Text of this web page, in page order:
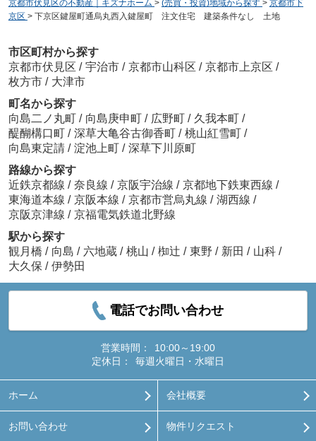
京都市伏見区の不動産｜キズナホーム > (売買・投資)地域から探す > 京都市下
京区 > 下京区鍵屋町通烏丸西入鍵屋町 注文住宅 建築条件なし 土地
市区町村から探す
京都市伏見区 / 宇治市 / 京都市山科区 / 京都市上京区 /
枚方市 / 大津市
町名から探す
向島二ノ丸町 / 向島庚申町 / 広野町 / 久我本町 /
醍醐構口町 / 深草大亀谷古御香町 / 桃山紅雪町 /
向島東定請 / 淀池上町 / 深草下川原町
路線から探す
近鉄京都線 / 奈良線 / 京阪宇治線 / 京都地下鉄東西線 /
東海道本線 / 京阪本線 / 京都市営烏丸線 / 湖西線 /
京阪京津線 / 京福電気鉄道北野線
駅から探す
観月橋 / 向島 / 六地蔵 / 桃山 / 椥辻 / 東野 / 新田 / 山科 /
大久保 / 伊勢田
電話でお問い合わせ
営業時間：
10:00～19:00
定休日：
毎週火曜日・水曜日
ホーム 会社概要
お問い合わせ 物件リクエスト